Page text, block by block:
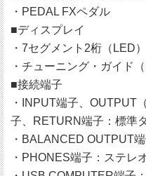
・PEDAL FXペダル
■ディスプレイ
・7セグメント2桁（LED）
・チューニング・ガイド（
■接続端子
・INPUT端子、OUTPUT
子、RETURN端子：標準
・BALANCED OUTPUT
・PHONES端子：ステレ